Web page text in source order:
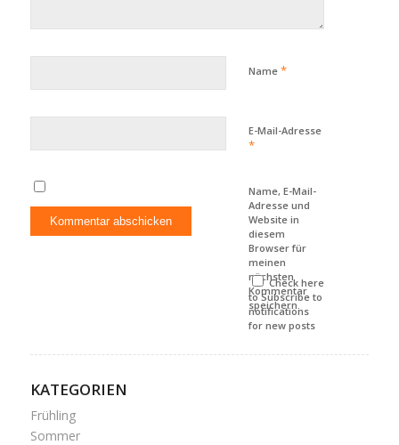
Name *
E-Mail-Adresse
*
Name, E-Mail-
Adresse und
Website in
diesem
Browser für
meinen
nächsten
Kommentar
speichern.
Check here
to Subscribe to
notifications
for new posts
KATEGORIEN
Frühling
Sommer